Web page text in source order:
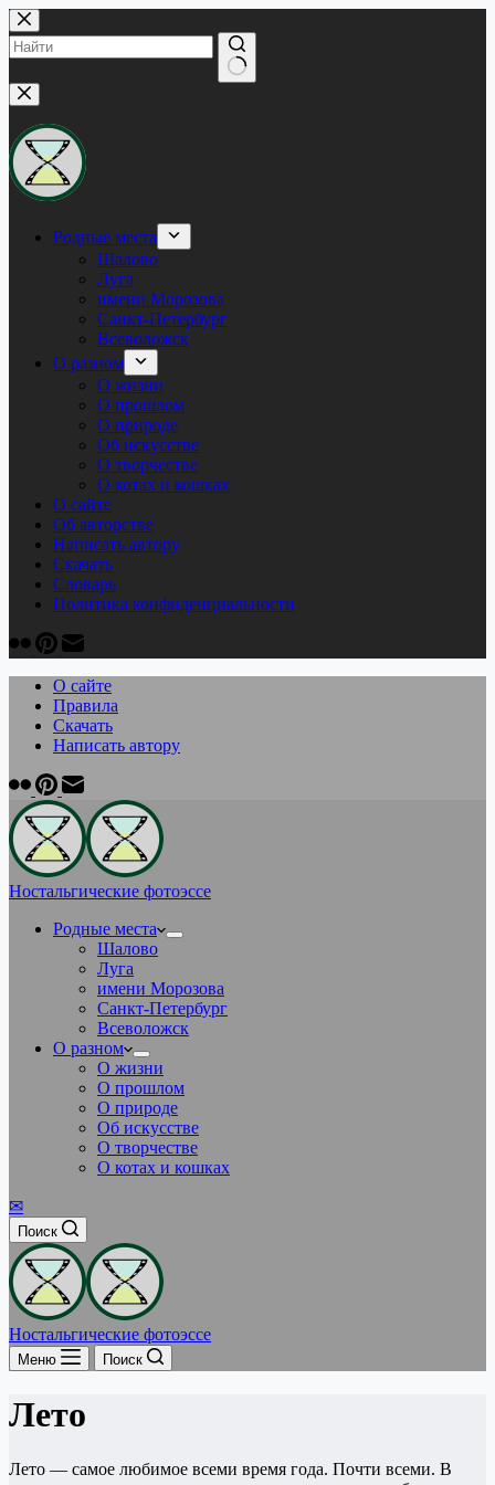
Перейти
к
сути
Ничего
не
найдено
Родные места
Шалово
Луга
имени Морозова
Санкт-Петербург
Всеволожск
О разном
О жизни
О прошлом
О природе
Об искусстве
О творчестве
О котах и кошках
О сайте
Об авторстве
Написать автору
Скачать
Cловарь
Политика конфиденциальности
О сайте
Правила
Скачать
Написать автору
Ностальгические фотоэссе
Родные места
Шалово
Луга
имени Морозова
Санкт-Петербург
Всеволожск
О разном
О жизни
О прошлом
О природе
Об искусстве
О творчестве
О котах и кошках
✉
Поиск
Ностальгические фотоэссе
Меню Поиск
Лето
Лето — самое любимое всеми время года. Почти всеми. В